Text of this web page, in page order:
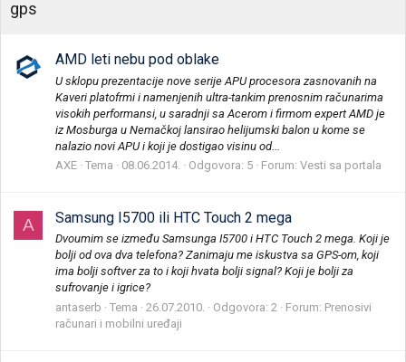
gps
AMD leti nebu pod oblake
U sklopu prezentacije nove serije APU procesora zasnovanih na
Kaveri platofrmi i namenjenih ultra-tankim prenosnim računarima
visokih performansi, u saradnji sa Acerom i firmom expert AMD je
iz Mosburga u Nemačkoj lansirao helijumski balon u kome se
nalazio novi APU i koji je dostigao visinu od...
AXE Tema 08.06.2014. Odgovora: 5 Forum: Vesti sa portala
A Samsung I5700 ili HTC Touch 2 mega
Dvoumim se između Samsunga I5700 i HTC Touch 2 mega. Koji je
bolji od ova dva telefona? Zanimaju me iskustva sa GPS-om, koji
ima bolji softver za to i koji hvata bolji signal? Koji je bolji za
sufrovanje i igrice?
antaserb
Tema 26.07.2010. Odgovora: 2 Forum: Prenosivi
računari i mobilni uređaji